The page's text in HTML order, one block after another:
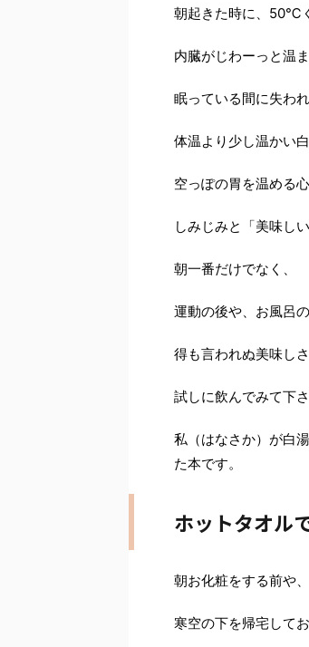
朝起きた時に、50℃
内臓がじわーっと温
眠っている間に失わ
体温より少し温かい白
空っぽの胃を温める心
しみじみと「美味し
朝一番だけでなく、
運動の後や、お風呂
得も言われぬ美味しさ
試しに飲んでみて下さ
私（はなさか）が白
た本です。
ホットタオル
朝お化粧をする前や、
寒空の下を帰宅して